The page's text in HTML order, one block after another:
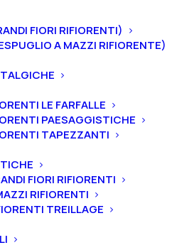
FIORI RIFIORENTI)
A MAZZI RIFIORENTE)
LE FARFALLE
PAESAGGISTICHE
TAPEZZANTI
FIORI RIFIORENTI
RIFIORENTI
TREILLAGE
Iris barbata alta (TB)
“Cosmic
Melody” ha vessilli crema
giallo limone
crema con
o rosso-viola,